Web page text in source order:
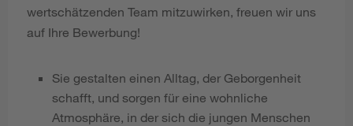
wertschätzenden Team mitzuwirken, freuen wir uns
auf Ihre Bewerbung!
Sie gestalten einen Alltag, der Geborgenheit
schafft, und sorgen für eine wohnliche
Atmosphäre, in der sich die jungen Menschen